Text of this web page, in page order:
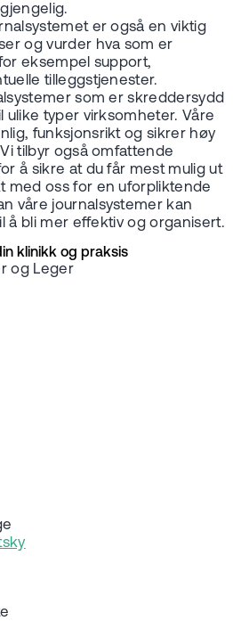
er også en viktig
og vurder hva som er
eksempel support,
tilleggstjenester.
som er skreddersydd
typer virksomheter. Våre
funksjonsrikt og sikrer høy
tilbyr også omfattende
å sikre at du får mest mulig ut
med oss for en uforpliktende
våre journalsystemer kan
å bli mer effektiv og organisert.
klinikk og praksis
og Leger